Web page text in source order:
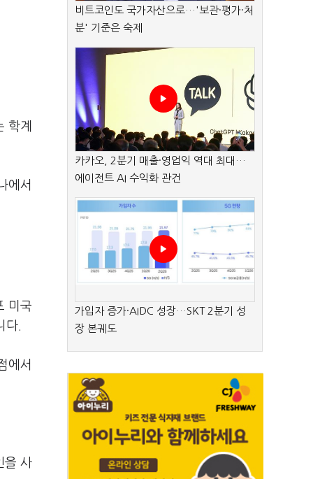
학계
에서
미국
다.
에서
을 사
비트코인도 국가자산으로…'보관·평가·처
분' 기준은 숙제
카카오, 2분기 매출·영업익 역대 최대…
에이전트 AI 수익화 관건
가입자 증가·AIDC 성장…SKT 2분기 성
장 본궤도